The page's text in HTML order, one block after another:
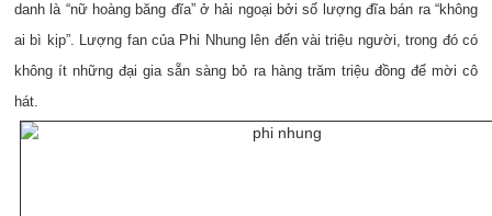
danh là “nữ hoàng băng đĩa” ở hải ngoại bởi số lượng đĩa bán ra “không
ai bì kịp”. Lượng fan của Phi Nhung lên đến vài triệu người, trong đó có
không ít những đại gia sẵn sàng bỏ ra hàng trăm triệu đồng để mời cô
hát.